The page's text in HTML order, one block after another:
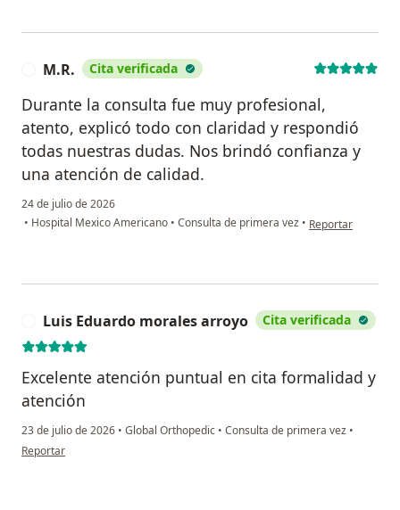
M.R. Cita verificada
Durante la consulta fue muy profesional,
atento, explicó todo con claridad y respondió
todas nuestras dudas. Nos brindó confianza y
una atención de calidad.
24 de julio de 2026
• Hospital Mexico Americano • Consulta de primera vez • en opinión del
Reportar
Luis Eduardo morales arroyo Cita verificada
Excelente atención puntual en cita formalidad y
atención
23 de julio de 2026 • Global Orthopedic • Consulta de primera vez •
en opinión del usuario Luis Eduardo morales arroyo
Reportar